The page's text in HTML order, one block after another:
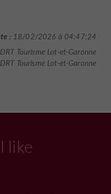
: 18/02/2026 à 04:47:24
Tourisme Lot-et-Garonne
Tourisme Lot-et-Garonne
like